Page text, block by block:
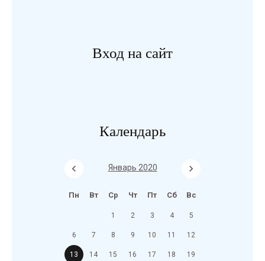
Вход на сайт
Календарь
Январь 2020
Пн Вт Ср Чт Пт Сб Вс
1 2 3 4 5
6 7 8 9 10 11 12
13 14 15 16 17 18 19